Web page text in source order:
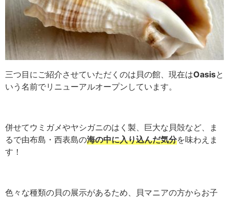
三つ目にご紹介させていただくのは貝の館、現在はOasisと
いう名前でリニューアルオープンしています。
併せてウミガメやヤシガニのはく製、巨大な貝殻など、ま
るで由布島・西表島の海の中に入り込んだ気分を味わえま
す！
色々な種類の貝の展示があるため、貝マニアの方からお子